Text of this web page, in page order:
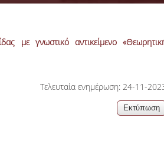
με γνωστικό αντικείμενο
Τελευταία ενημέρωση: 24-11-
Training Visits at